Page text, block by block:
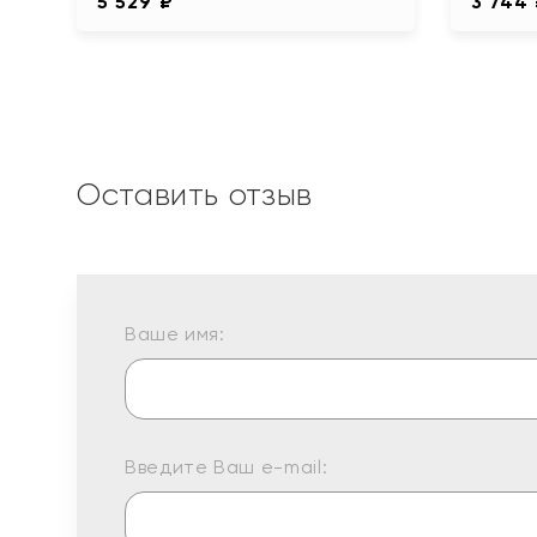
Оставить отзыв
Ваше имя:
Введите Ваш e-mail: